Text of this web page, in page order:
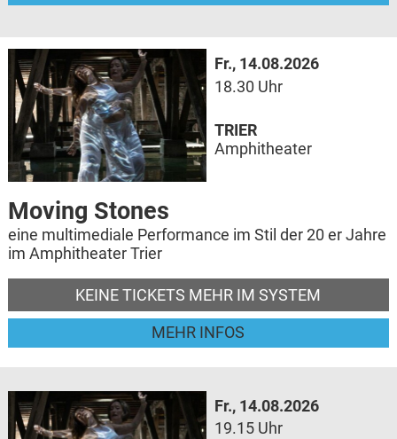
Fr., 14.08.2026
18.30 Uhr
Moving Stones
eine multimediale Performance im Stil der 20 er Jahre
im Amphitheater Trier
KEINE TICKETS MEHR IM SYSTEM
MEHR INFOS
TRIER
Amphitheater
Fr., 14.08.2026
19.15 Uhr